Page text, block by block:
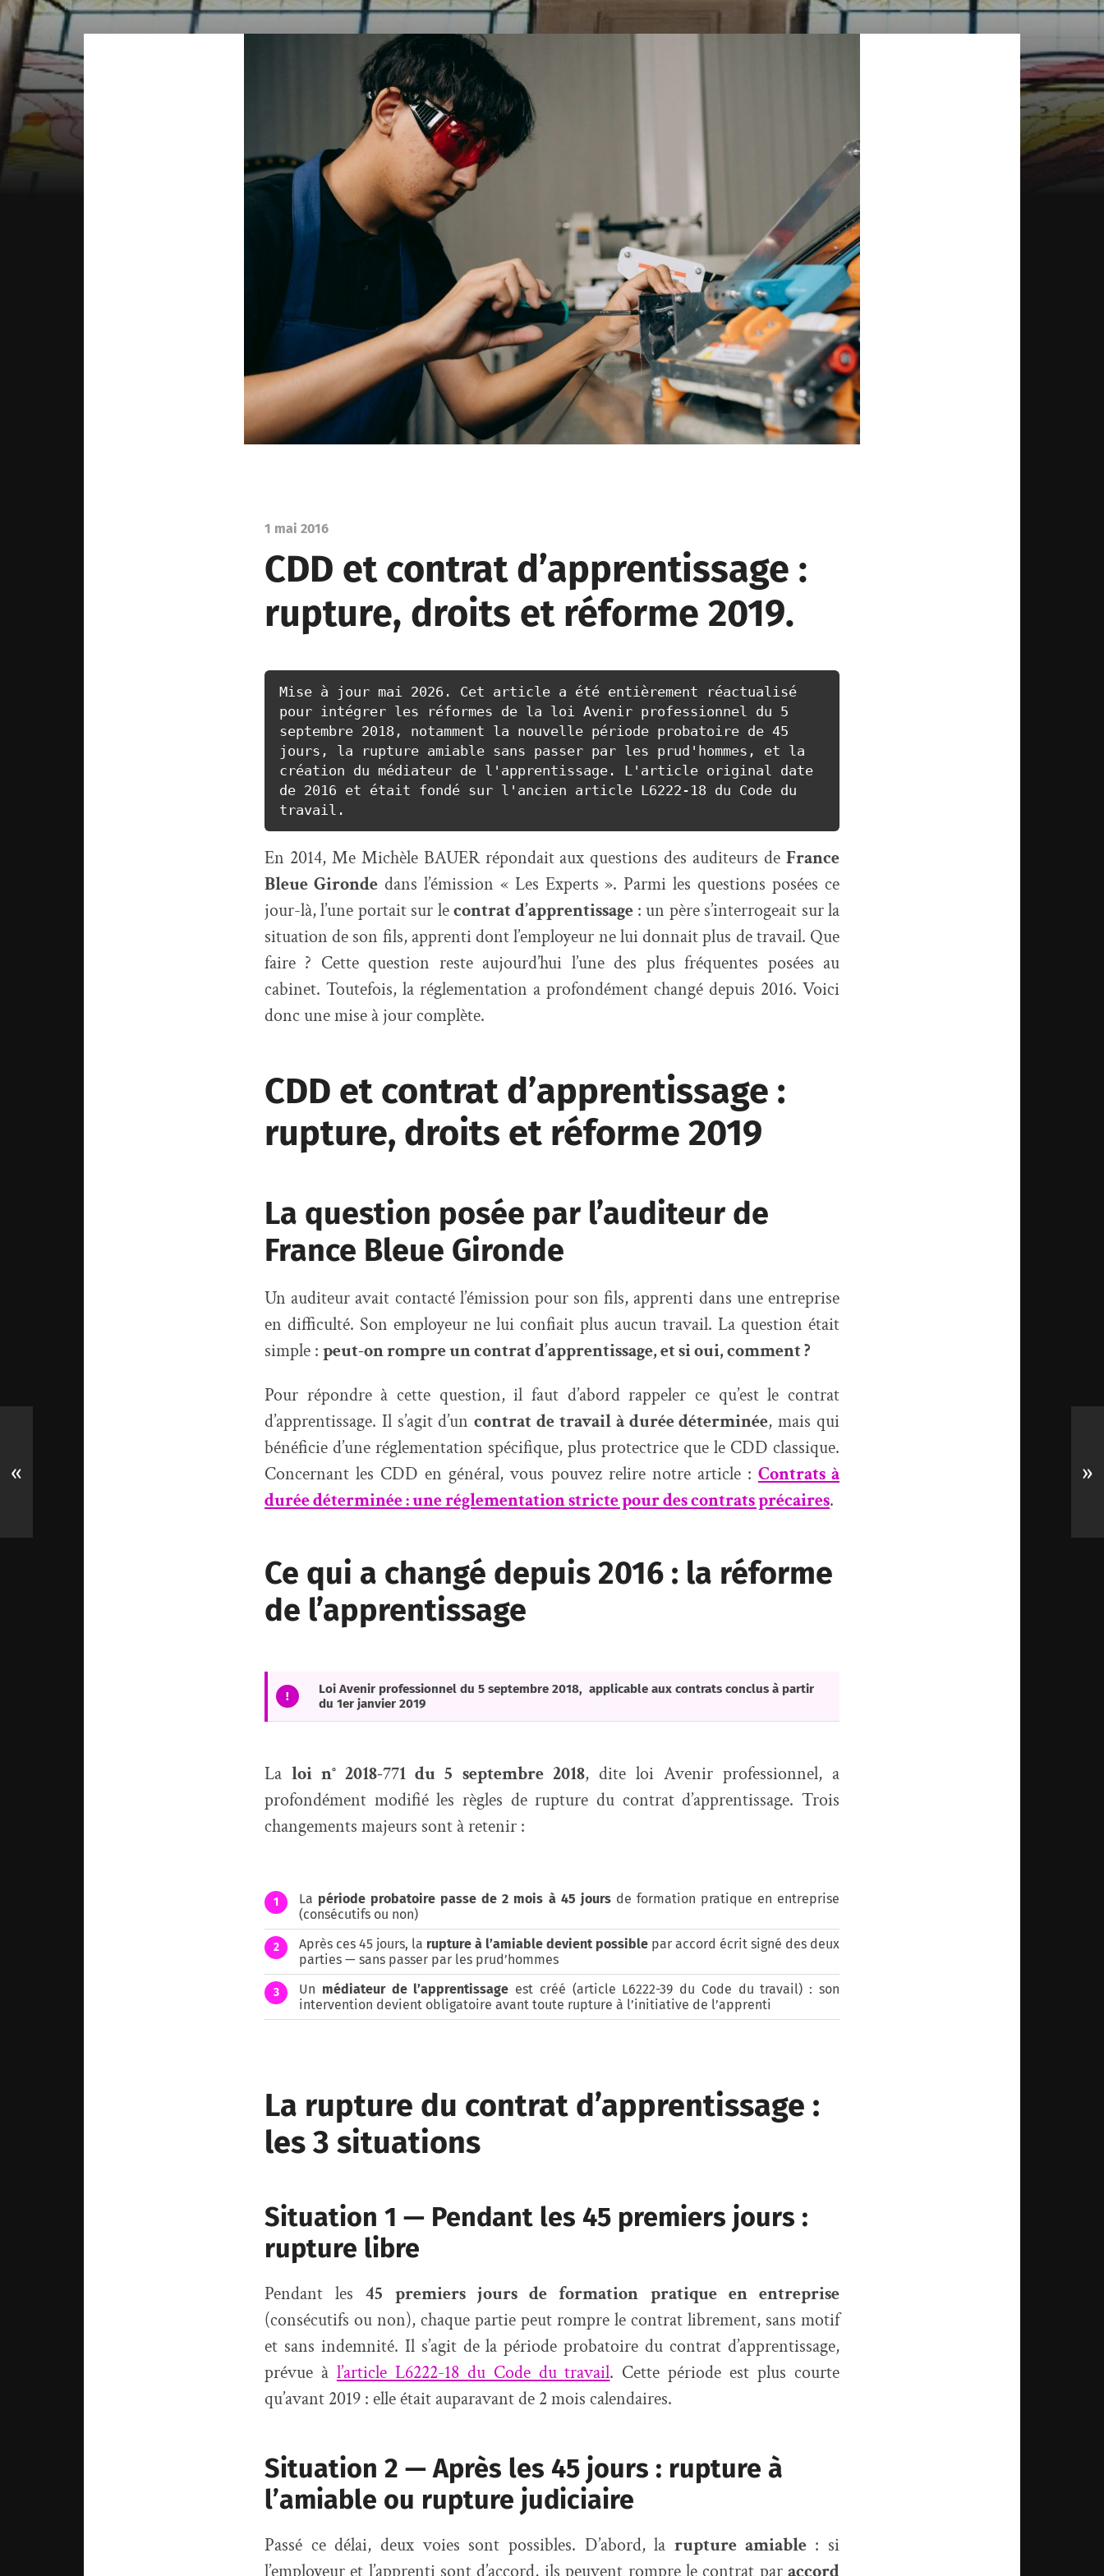
1 mai 2016
CDD et contrat d’apprentissage :
rupture, droits et réforme 2019.
Mise à jour mai 2026. Cet article a été entièrement réactualisé
pour intégrer les réformes de la loi Avenir professionnel du 5
septembre 2018, notamment la nouvelle période probatoire de 45
jours, la rupture amiable sans passer par les prud'hommes, et la
création du médiateur de l'apprentissage. L'article original date
de 2016 et était fondé sur l'ancien article L6222-18 du Code du
travail.
En 2014, Me Michèle BAUER répondait aux questions des auditeurs de France
Bleue Girondedans l’émission « Les Experts ». Parmi les questions posées ce
jour-là, l’une portait sur lecontrat d’apprentissage: un père s’interrogeait sur la
situation de son fils, apprenti dont l’employeur ne lui donnait plus de travail. Que
faire ? Cette question reste aujourd’hui l’une des plus fréquentes posées au
cabinet. Toutefois, la réglementation a profondément changé depuis 2016. Voici
donc une mise à jour complète.
CDD et contrat d’apprentissage :
rupture, droits et réforme 2019
La question posée par l’auditeur de
France Bleue Gironde
Un auditeur avait contacté l’émission pour son fils, apprenti dans une entreprise
en difficulté. Son employeur ne lui confiait plus aucun travail. La question était
simple : peut-on rompre un contrat d’apprentissage, et si oui, comment ?
Pour répondre à cette question, il faut d’abord rappeler ce qu’est le contrat
d’apprentissage. Il s’agit d’uncontrat de travail à durée déterminée, mais qui
bénéficie d’une réglementation spécifique, plus protectrice que le CDD classique.
Concernant les CDD en général, vous pouvez relire notre article : Contrats à
durée déterminée : une réglementation stricte pour des contrats précaires.
Ce qui a changé depuis 2016 : la réforme
de l’apprentissage
!
Loi Avenir professionnel du 5 septembre 2018, applicable aux contrats conclus à partir
du 1er janvier 2019
Laloi n° 2018-771 du 5 septembre 2018, dite loi Avenir professionnel, a
profondément modifié les règles de rupture du contrat d’apprentissage. Trois
changements majeurs sont à retenir :
1 La période probatoire passe de 2 mois à 45 joursde formation pratique en entreprise
(consécutifs ou non)
2 Après ces 45 jours, la rupture à l’amiable devient possible par accord écrit signé des deux
parties — sans passer par les prud’hommes
3 Un médiateur de l’apprentissage est créé (article L6222-39 du Code du travail) : son
intervention devient obligatoire avant toute rupture à l’initiative de l’apprenti
La rupture du contrat d’apprentissage :
les 3 situations
Situation 1 — Pendant les 45 premiers jours :
rupture libre
Pendant les45 premiers jours de formation pratique en entreprise
(consécutifs ou non), chaque partie peut rompre le contrat librement, sans motif
et sans indemnité. Il s’agit de la période probatoire du contrat d’apprentissage,
prévue à l’article L6222-18 du Code du travail. Cette période est plus courte
qu’avant 2019 : elle était auparavant de 2 mois calendaires.
Situation 2 — Après les 45 jours : rupture à
l’amiable ou rupture judiciaire
Passé ce délai, deux voies sont possibles. D’abord, la rupture amiable: si
l’employeur et l’apprenti sont d’accord, ils peuvent rompre le contrat par accord
« »